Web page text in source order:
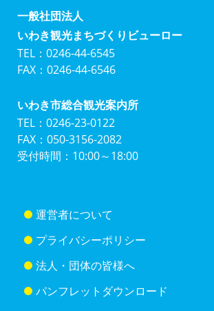
一般社団法人
いわき観光まちづくりビューロー
TEL：0246-44-6545
FAX：0246-44-6546
いわき市総合観光案内所
TEL：0246-23-0122
FAX：050-3156-2082
受付時間：10:00～18:00
運営者について
プライバシーポリシー
法人・団体の皆様へ
パンフレットダウンロード